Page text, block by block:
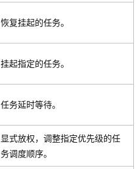
恢复挂起的任务。
挂起指定的任务。
任务延时等待。
显式放权，调整指定优先级的任
务调度顺序。